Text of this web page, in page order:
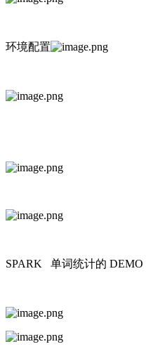
环境配置
SPARK 单词统计的